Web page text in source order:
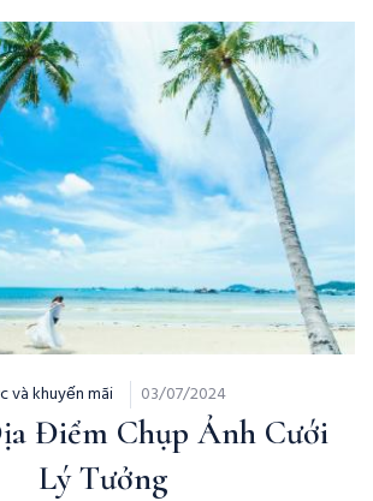
và khuyến mãi 03/07/2024
Điểm Chụp Ảnh Cưới
Lý Tưởng